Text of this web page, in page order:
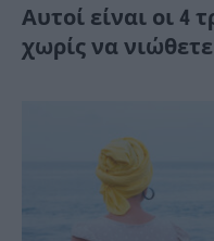
Αυτοί είναι οι 4
χωρίς να